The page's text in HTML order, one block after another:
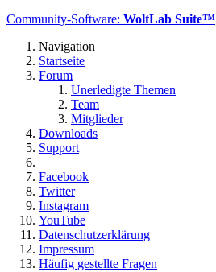
Community-Software: WoltLab Suite™
Navigation
Startseite
Forum
Unerledigte Themen
Team
Mitglieder
Downloads
Support
Facebook
Twitter
Instagram
YouTube
Datenschutzerklärung
Impressum
Häufig gestellte Fragen